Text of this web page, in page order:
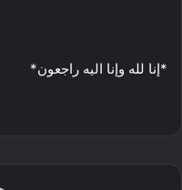
*إنا لله وإنا اليه راجعون*